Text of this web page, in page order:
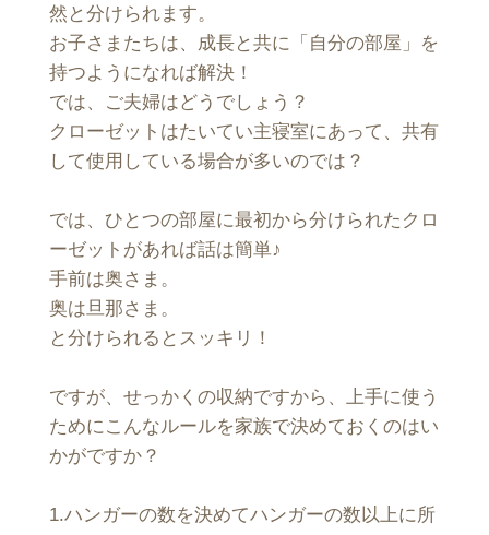
然と分けられます。
お子さまたちは、成長と共に「自分の部屋」を
持つようになれば解決！
では、ご夫婦はどうでしょう？
クローゼットはたいてい主寝室にあって、共有
して使用している場合が多いのでは？
では、ひとつの部屋に最初から分けられたクロ
ーゼットがあれば話は簡単♪
手前は奥さま。
奥は旦那さま。
と分けられるとスッキリ！
ですが、せっかくの収納ですから、上手に使う
ためにこんなルールを家族で決めておくのはい
かがですか？
1.ハンガーの数を決めてハンガーの数以上に所